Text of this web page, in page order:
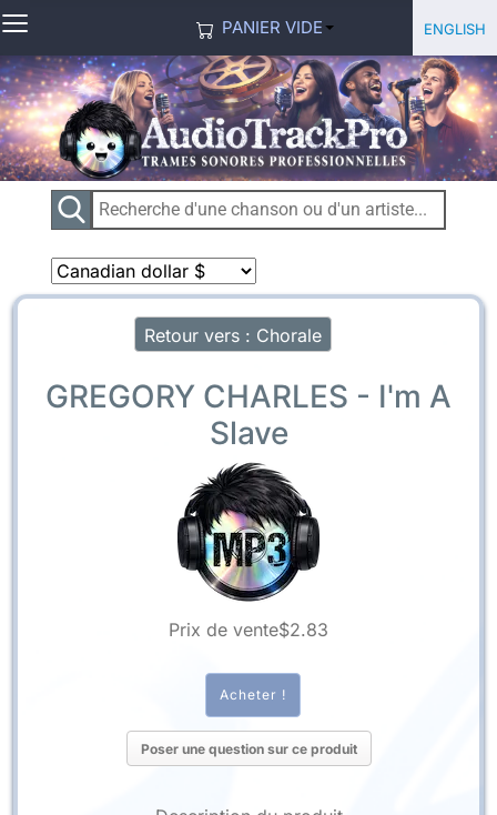
≡ PANIER VIDE English
Retour vers : Chorale
GREGORY CHARLES - I'm A
Slave
Prix ​​de vente$2.83
Poser une question sur ce produit